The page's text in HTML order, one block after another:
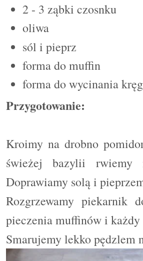
2 - 3 ząbki czosnku
oliwa
sól i pieprz
forma do muffin
forma do wycinania
Przygotowanie:
Kroimy na drobno
świeżej bazylii rwiemy
Doprawiamy solą i
Rozgrzewamy piekarnik
pieczenia muffinów i
Smarujemy lekkopędzlem